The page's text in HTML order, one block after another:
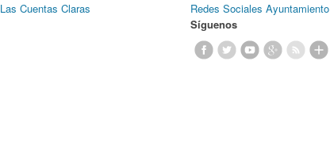
Las Cuentas Claras
Redes Sociales Ayuntamiento
Síguenos